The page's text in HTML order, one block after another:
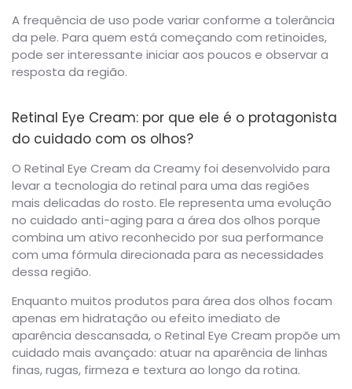
A frequência de uso pode variar conforme a tolerância
da pele. Para quem está começando com retinoides,
pode ser interessante iniciar aos poucos e observar a
resposta da região.
Retinal Eye Cream: por que ele é o protagonista
do cuidado com os olhos?
O Retinal Eye Cream da Creamy foi desenvolvido para
levar a tecnologia do retinal para uma das regiões
mais delicadas do rosto. Ele representa uma evolução
no cuidado anti-aging para a área dos olhos porque
combina um ativo reconhecido por sua performance
com uma fórmula direcionada para as necessidades
dessa região.
Enquanto muitos produtos para área dos olhos focam
apenas em hidratação ou efeito imediato de
aparência descansada, o Retinal Eye Cream propõe um
cuidado mais avançado: atuar na aparência de linhas
finas, rugas, firmeza e textura ao longo da rotina.